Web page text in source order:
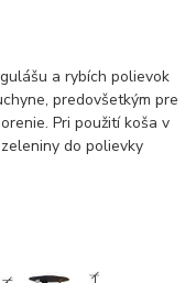
a rybích polievok
predovšetkým pre
Pri použití koša v
do polievky